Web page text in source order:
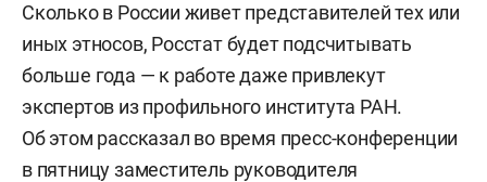
Сколько в России живет представителей тех или
иных этносов, Росстат будет подсчитывать
больше года — к работе даже привлекут
экспертов из профильного института РАН.
Об этом рассказал во время пресс-конференции
в пятницу заместитель руководителя